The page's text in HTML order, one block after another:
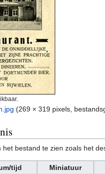
(269 × 319 pixels,
bestand te zien zoals het
tijd Miniatuur